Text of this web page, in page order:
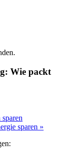
Wie packt
sparen »